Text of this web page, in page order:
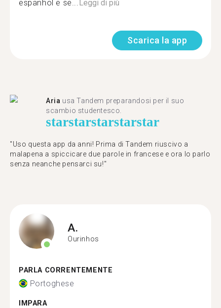
espanhol e se...Leggi di più
Scarica la app
Aria usa Tandem preparandosi per il suo
scambio studentesco.
starstarstarstarstar
"Uso questa app da anni! Prima di Tandem riuscivo a
malapena a spiccicare due parole in francese e ora lo parlo
senza neanche pensarci su!"
A.
Ourinhos
PARLA CORRENTEMENTE
Portoghese
IMPARA